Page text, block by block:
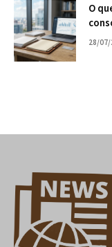
O
28/07/